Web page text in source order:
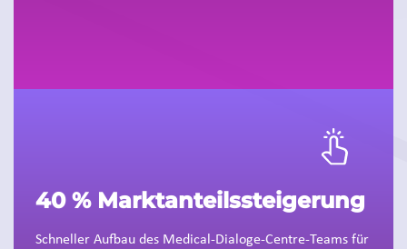
40 % Marktanteilssteigerung
Schneller Aufbau des Medical-Dialoge-Centre-Teams für